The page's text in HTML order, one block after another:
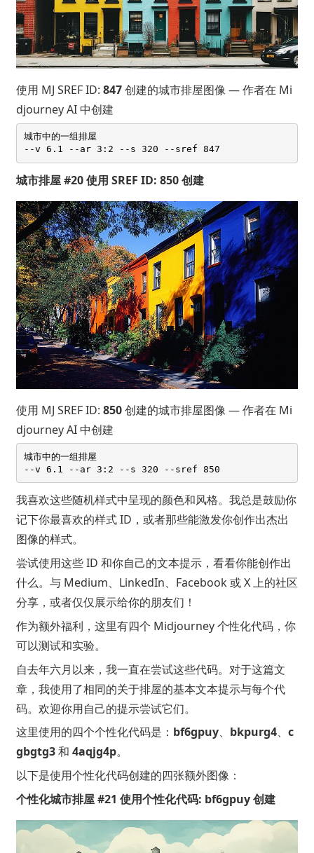
使用 MJ SREF ID: 847创建的城市排屋图像 — 作者在 Mi
djourney AI 中创建
城市中的一组排屋
城市排屋 #20 使用 SREF ID: 850 创建
使用 MJ SREF ID: 850创建的城市排屋图像 — 作者在 Mi
djourney AI 中创建
城市中的一组排屋
我喜欢这些随机样式中呈现的颜色和风格。我总是鼓励你
记下你最喜欢的样式 ID，或者那些能激发你创作出杰出
图像的样式。
尝试使用这些 ID 和你自己的文本提示，看看你能创作出
什么。与 Medium、LinkedIn、Facebook 或 X 上的社区
分享，或者仅仅展示给你的朋友们！
作为额外福利，这里有四个 Midjourney 个性化代码，你
可以测试和实验。
自去年六月以来，我一直在尝试这些代码。对于这篇文
章，我使用了相同的关于排屋的基本文本提示与每个代
码。欢迎你用自己的提示尝试它们。
这里使用的四个个性化代码是： bf6gpuy、 bkpurg4、 c
gbgtg3和 4aqjg4p。
以下是使用个性化代码创建的四张额外图像：
个性化城市排屋 #21 使用个性化代码: bf6gpuy 创建